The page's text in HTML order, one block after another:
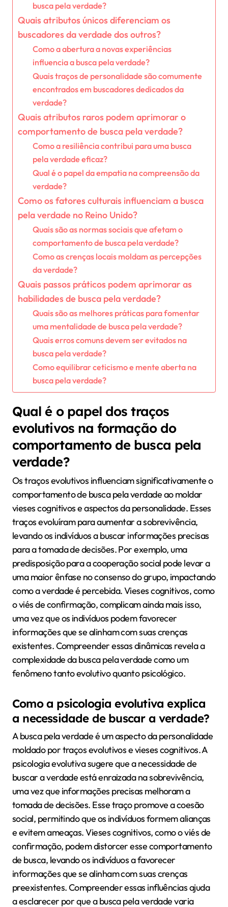
busca pela verdade?
Quais atributos únicos diferenciam os
buscadores da verdade dos outros?
Como a abertura a novas experiências
influencia a busca pela verdade?
Quais traços de personalidade são comumente
encontrados em buscadores dedicados da
verdade?
Quais atributos raros podem aprimorar o
comportamento de busca pela verdade?
Como a resiliência contribui para uma busca
pela verdade eficaz?
Qual é o papel da empatia na compreensão da
verdade?
Como os fatores culturais influenciam a busca
pela verdade no Reino Unido?
Quais são as normas sociais que afetam o
comportamento de busca pela verdade?
Como as crenças locais moldam as percepções
da verdade?
Quais passos práticos podem aprimorar as
habilidades de busca pela verdade?
Quais são as melhores práticas para fomentar
uma mentalidade de busca pela verdade?
Quais erros comuns devem ser evitados na
busca pela verdade?
Como equilibrar ceticismo e mente aberta na
busca pela verdade?
Qual é o papel dos traços
evolutivos na formação do
comportamento de busca pela
verdade?
Os traços evolutivos influenciam significativamente o
comportamento de busca pela verdade ao moldar
vieses cognitivos e aspectos da personalidade. Esses
traços evoluíram para aumentar a sobrevivência,
levando os indivíduos a buscar informações precisas
para a tomada de decisões. Por exemplo, uma
predisposição para a cooperação social pode levar a
uma maior ênfase no consenso do grupo, impactando
como a verdade é percebida. Vieses cognitivos, como
o viés de confirmação, complicam ainda mais isso,
uma vez que os indivíduos podem favorecer
informações que se alinham com suas crenças
existentes. Compreender essas dinâmicas revela a
complexidade da busca pela verdade como um
fenômeno tanto evolutivo quanto psicológico.
Como a psicologia evolutiva explica
a necessidade de buscar a verdade?
A busca pela verdade é um aspecto da personalidade
moldado por traços evolutivos e vieses cognitivos. A
psicologia evolutiva sugere que a necessidade de
buscar a verdade está enraizada na sobrevivência,
uma vez que informações precisas melhoram a
tomada de decisões. Esse traço promove a coesão
social, permitindo que os indivíduos formem alianças
e evitem ameaças. Vieses cognitivos, como o viés de
confirmação, podem distorcer esse comportamento
de busca, levando os indivíduos a favorecer
informações que se alinham com suas crenças
preexistentes. Compreender essas influências ajuda
a esclarecer por que a busca pela verdade varia